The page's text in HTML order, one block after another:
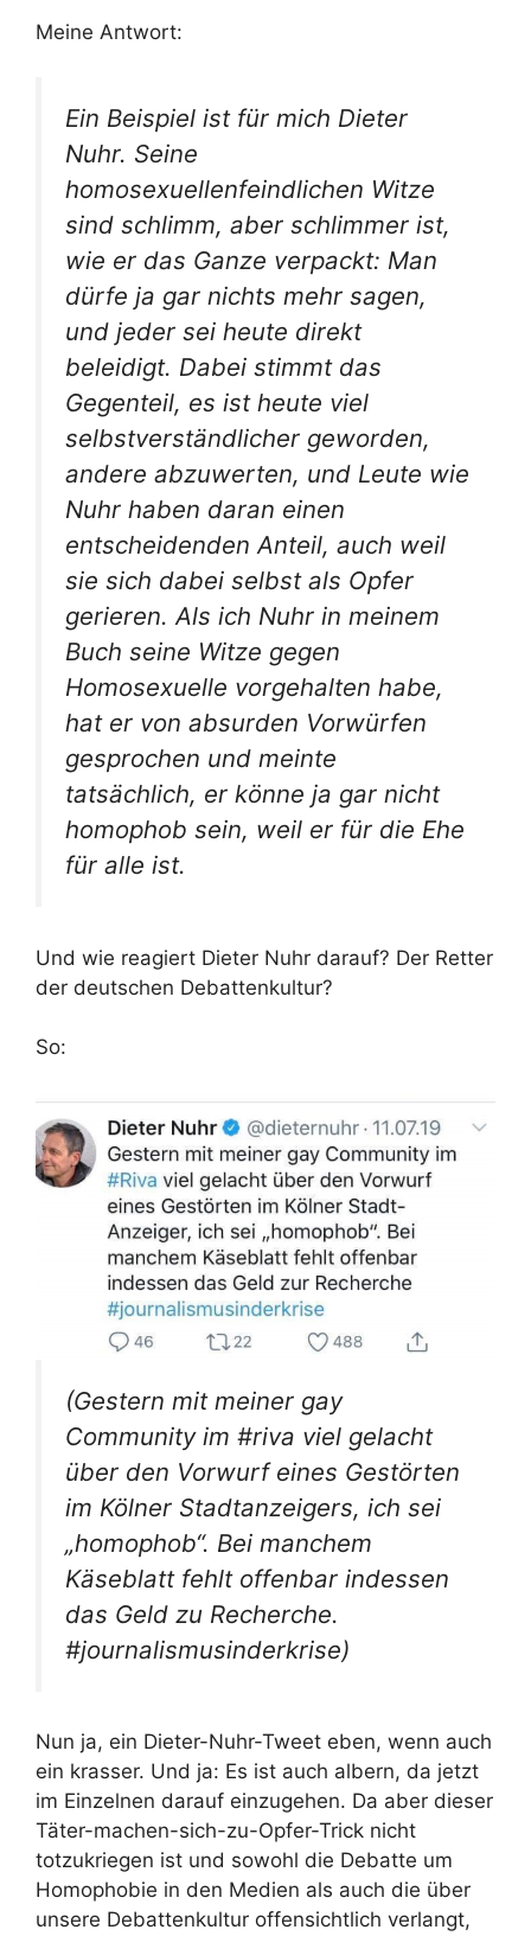
Meine Antwort:
Ein Beispiel ist für mich Dieter
Nuhr. Seine
homosexuellenfeindlichen Witze
sind schlimm, aber schlimmer ist,
wie er das Ganze verpackt: Man
dürfe ja gar nichts mehr sagen,
und jeder sei heute direkt
beleidigt. Dabei stimmt das
Gegenteil, es ist heute viel
selbstverständlicher geworden,
andere abzuwerten, und Leute wie
Nuhr haben daran einen
entscheidenden Anteil, auch weil
sie sich dabei selbst als Opfer
gerieren. Als ich Nuhr in meinem
Buch seine Witze gegen
Homosexuelle vorgehalten habe,
hat er von absurden Vorwürfen
gesprochen und meinte
tatsächlich, er könne ja gar nicht
homophob sein, weil er für die Ehe
für alle ist.
Und wie reagiert Dieter Nuhr darauf? Der Retter
der deutschen Debattenkultur?
So:
(Gestern mit meiner gay
Community im #riva viel gelacht
über den Vorwurf eines Gestörten
im Kölner Stadtanzeigers, ich sei
„homophob“. Bei manchem
Käseblatt fehlt offenbar indessen
das Geld zu Recherche.
#journalismusinderkrise)
Nun ja, ein Dieter-Nuhr-Tweet eben, wenn auch
ein krasser. Und ja: Es ist auch albern, da jetzt
im Einzelnen darauf einzugehen. Da aber dieser
Täter-machen-sich-zu-Opfer-Trick nicht
totzukriegen ist und sowohl die Debatte um
Homophobie in den Medien als auch die über
unsere Debattenkultur offensichtlich verlangt,